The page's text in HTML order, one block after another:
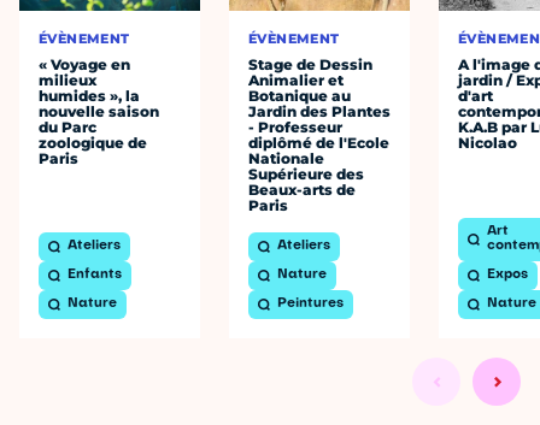
ÉVÈNEMENT
« Voyage en
milieux
humides », la
nouvelle saison
du Parc
zoologique de
Paris
Ateliers
Enfants
Nature
ÉVÈNEMENT
Stage de Dessin
Animalier et
Botanique au
Jardin des Plantes
- Professeur
diplômé de l'Ecole
Nationale
Supérieure des
Beaux-arts de
Paris
Ateliers
Nature
Peintures
A l'image
jardin /
d'art
K.A.B par
Nicolao
Art
Expos
Nature